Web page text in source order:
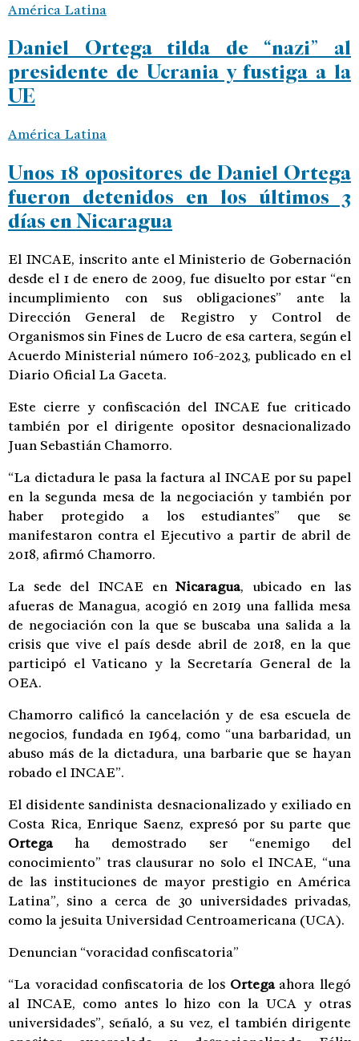
América Latina
Daniel Ortega tilda de “nazi” al
presidente de Ucrania y fustiga a la
UE
América Latina
Unos 18 opositores de Daniel Ortega
fueron detenidos en los últimos 3
días en Nicaragua
El INCAE, inscrito ante el Ministerio de Gobernación
desde el 1 de enero de 2009, fue disuelto por estar “en
incumplimiento con sus obligaciones” ante la
Dirección General de Registro y Control de
Organismos sin Fines de Lucro de esa cartera, según el
Acuerdo Ministerial número 106-2023, publicado en el
Diario Oficial La Gaceta.
Este cierre y confiscación del INCAE fue criticado
también por el dirigente opositor desnacionalizado
Juan Sebastián Chamorro.
“La dictadura le pasa la factura al INCAE por su papel
en la segunda mesa de la negociación y también por
haber protegido a los estudiantes” que se
manifestaron contra el Ejecutivo a partir de abril de
2018, afirmó Chamorro.
La sede del INCAE enNicaragua, ubicado en las
afueras de Managua, acogió en 2019 una fallida mesa
de negociación con la que se buscaba una salida a la
crisis que vive el país desde abril de 2018, en la que
participó el Vaticano y la Secretaría General de la
OEA.
Chamorro calificó la cancelación y de esa escuela de
negocios, fundada en 1964, como “una barbaridad, un
abuso más de la dictadura, una barbarie que se hayan
robado el INCAE”.
El disidente sandinista desnacionalizado y exiliado en
Costa Rica, Enrique Saenz, expresó por su parte que
Ortegaha demostrado ser “enemigo del
conocimiento” tras clausurar no solo el INCAE, “una
de las instituciones de mayor prestigio en América
Latina”, sino a cerca de 30 universidades privadas,
como la jesuita Universidad Centroamericana (UCA).
Denuncian “voracidad confiscatoria”
“La voracidad confiscatoria de los Ortegaahora llegó
al INCAE, como antes lo hizo con la UCA y otras
universidades”, señaló, a su vez, el también dirigente